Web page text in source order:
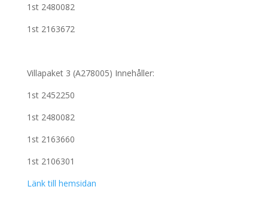
1st 2480082
1st 2163672
Villapaket 3 (A278005) Innehåller:
1st 2452250
1st 2480082
1st 2163660
1st 2106301
Länk till hemsidan